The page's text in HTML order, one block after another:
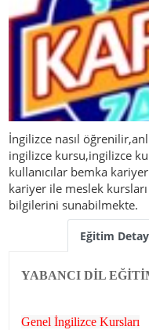
İngilizce nasıl
ingilizce kursu,ingilizce
kullanıcılar bemka
kariyer ile meslek
bilgilerini sunabilmekte.
Eğitim
YABANCI DİL
Genel İngilizce Kursları